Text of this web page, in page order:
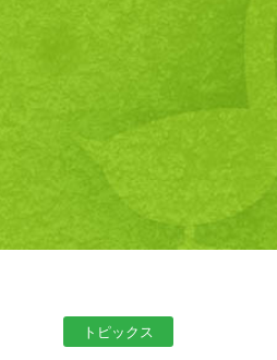
トピックス